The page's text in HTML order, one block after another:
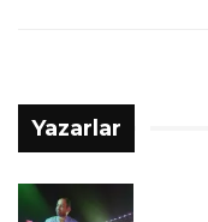
Yazarlar